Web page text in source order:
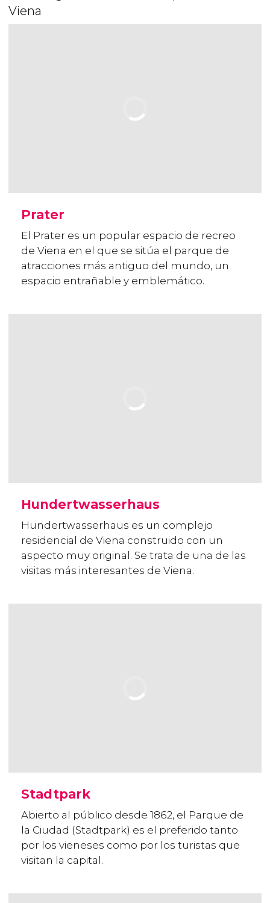
Viena
Prater
El Prater es un popular espacio de recreo
de Viena en el que se sitúa el parque de
atracciones más antiguo del mundo, un
espacio entrañable y emblemático.
Hundertwasserhaus
Hundertwasserhaus es un complejo
residencial de Viena construido con un
aspecto muy original. Se trata de una de las
visitas más interesantes de Viena.
Stadtpark
Abierto al público desde 1862, el Parque de
la Ciudad (Stadtpark) es el preferido tanto
por los vieneses como por los turistas que
visitan la capital.